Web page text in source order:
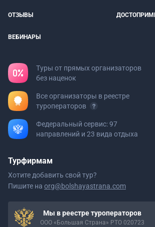
ОТЗЫВЫ
ВЕБИНАРЫ
Туры от прямых организаторов
без наценок
Все организаторы в реестре
туроператоров
Федеральный сервис: 97
направлений и 23 вида отдыха
Турфирмам
Хотите добавить свой тур?
Пишите на org@bolshayastrana.com
Мы в реестре туроператоров
ООО «Большая Страна» РТО 020723